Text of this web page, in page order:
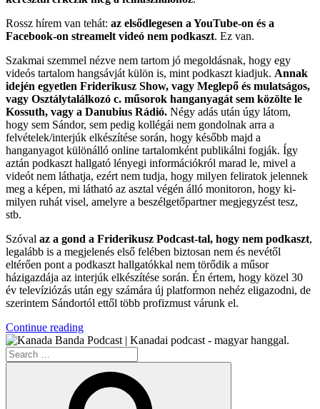
Rossz hírem van tehát: az elsődlegesen a YouTube-on és a
Facebook-on streamelt videó nem podkaszt. Ez van.
Szakmai szemmel nézve nem tartom jó megoldásnak, hogy egy
videós tartalom hangsávját külön is, mint podkaszt kiadjuk. Annak
idején egyetlen Friderikusz Show, vagy Meglepő és mulatságos,
vagy Osztálytalálkozó c. műsorok hanganyagát sem közölte le
Kossuth, vagy a Danubius Rádió. Négy adás után úgy látom,
hogy sem Sándor, sem pedig kollégái nem gondolnak arra a
felvételek/interjúk elkészítése során, hogy később majd a
hanganyagot különálló online tartalomként publikálni fogják. Így
aztán podkaszt hallgató lényegi információkról marad le, mivel a
videót nem láthatja, ezért nem tudja, hogy milyen feliratok jelennek
meg a képen, mi látható az asztal végén álló monitoron, hogy ki-
milyen ruhát visel, amelyre a beszélgetőpartner megjegyzést tesz,
stb.
Szóval az a gond a Friderikusz Podcast-tal, hogy nem podkaszt,
legalább is a megjelenés első felében biztosan nem és nevétől
eltérően pont a podkaszt hallgatókkal nem törődik a műsor
házigazdája az interjúk elkészítése során. Én értem, hogy közel 30
év televíziózás után egy számára új platformon nehéz eligazodni, de
szerintem Sándortól ettől több profizmust várunk el.
Continue reading“A
Magyar
Search
for: